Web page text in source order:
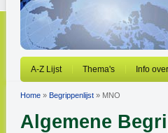
A-Z Lijst Thema's Info
Home » Begrippenlijst » MNO
Algemene